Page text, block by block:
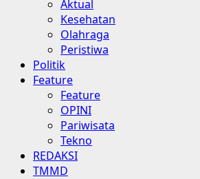
Aktual
Kesehatan
Olahraga
Peristiwa
Politik
Feature
Feature
OPINI
Pariwisata
Tekno
REDAKSI
TMMD